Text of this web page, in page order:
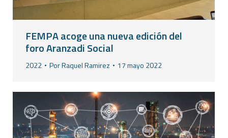
FEMPA acoge una nueva edición del
foro Aranzadi Social
2022 PorRaquel Ramirez 17 mayo 2022